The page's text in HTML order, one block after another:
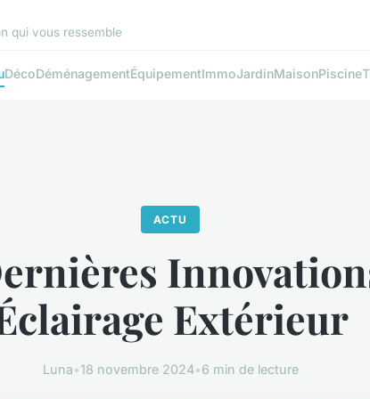
qui vous ressemble
DécoDéménagementÉquipementImmoJardinMaisonPiscine
ACTU
Extérieur
Luna•18 novembre 2024•6 min de lecture